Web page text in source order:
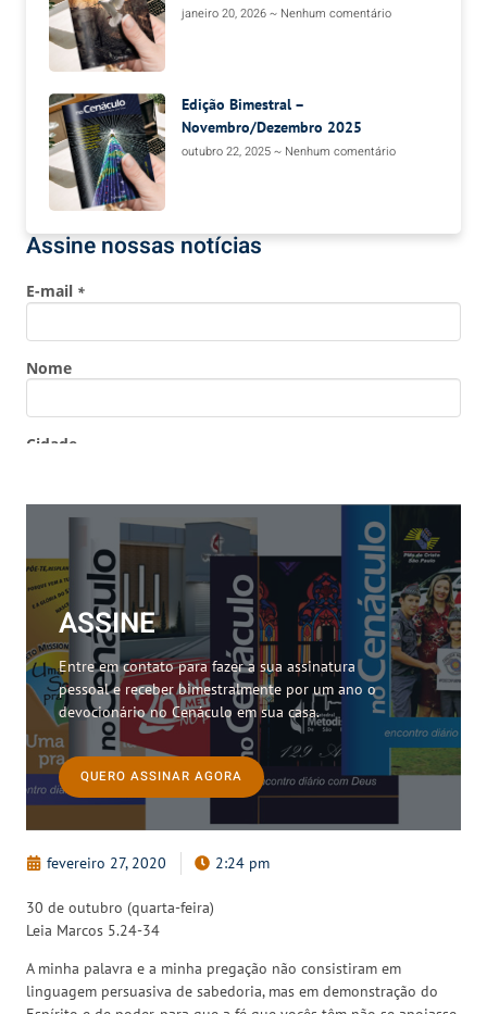
fevereiro 27, 2020 2:24 pm
30 de outubro (quarta-feira)
Leia Marcos 5.24-34
A minha palavra e a minha pregação não consistiram em
linguagem persuasiva de sabedoria, mas em demonstração do
janeiro 20, 2026 Nenhum comentário
Edição Bimestral –
Novembro/Dezembro 2025
outubro 22, 2025 Nenhum comentário
Assine nossas notícias
ASSINE
Entre em contato para fazer a sua assinatura
pessoal e receber bimestralmente por um ano o
devocionário no Cenáculo em sua casa.
QUERO ASSINAR AGORA